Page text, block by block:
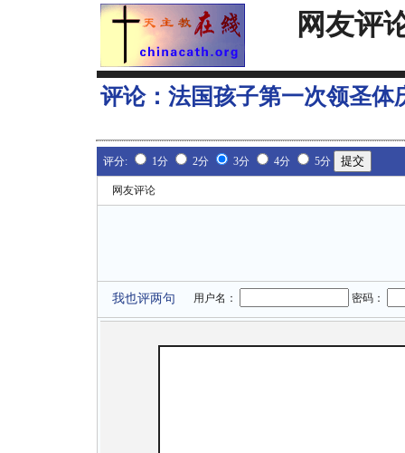
网友评
评论： 法国孩子第一次领圣体
评分: 1分 2分 3分 4分 5分
网友评论
我也评两句 用户名： 密码：